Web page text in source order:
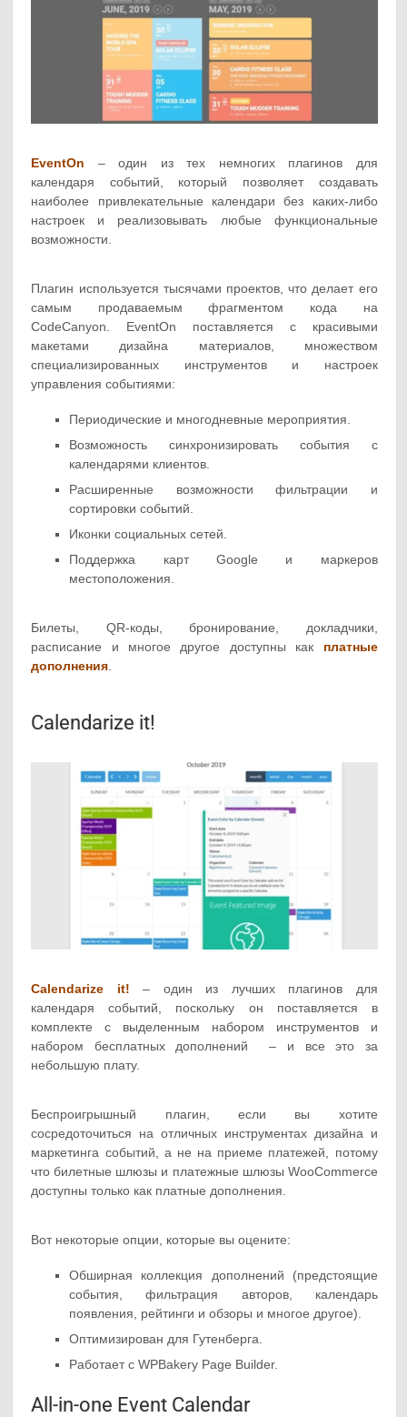
EventOn
– один из тех немногих плагинов для
календаря событий, который позволяет создавать
наиболее привлекательные календари без каких-либо
настроек и реализовывать любые функциональные
возможности.
Плагин используется тысячами проектов, что делает его
самым продаваемым фрагментом кода на
CodeCanyon. EventOn поставляется с красивыми
макетами дизайна материалов, множеством
специализированных инструментов и настроек
управления событиями:
Периодические и многодневные мероприятия.
Возможность синхронизировать события с
календарями клиентов.
Расширенные возможности фильтрации и
сортировки событий.
Иконки социальных сетей.
Поддержка карт Google и маркеров
местоположения.
Билеты, QR-коды, бронирование, докладчики,
расписание и многое другое доступны как платные
дополнения
Calendarize it!
Calendarize it! – один из лучших плагинов для
календаря событий, поскольку он поставляется в
комплекте с выделенным набором инструментов и
набором бесплатных дополнений – и все это за
небольшую плату.
Беспроигрышный плагин, если вы хотите
сосредоточиться на отличных инструментах дизайна и
маркетинга событий, а не на приеме платежей, потому
что билетные шлюзы и платежные шлюзы WooCommerce
доступны только как платные дополнения.
Вот некоторые опции, которые вы оцените:
Обширная коллекция дополнений (предстоящие
события, фильтрация авторов, календарь
появления, рейтинги и обзоры и многое другое).
Оптимизирован для Гутенберга.
Работает с WPBakery Page Builder.
All-in-one Event Calendar